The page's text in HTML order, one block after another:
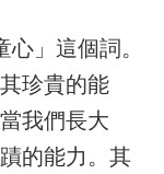
」這個詞。
珍貴的能
我們長大
的能力。其